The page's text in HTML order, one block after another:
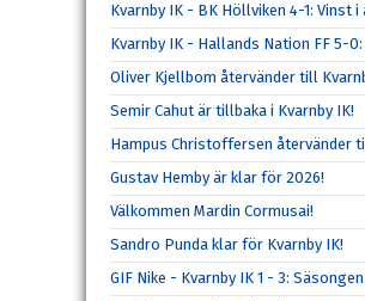
Kvarnby IK - BK Höllviken 4-1: Vinst
Kvarnby IK - Hallands Nation FF 5-
Oliver Kjellbom återvänder till
Semir Cahut är tillbaka i Kvarnby IK!
Hampus Christoffersen återvänder
Gustav Hemby är klar för 2026!
Välkommen Mardin Cormusai!
Sandro Punda klar för Kvarnby IK!
GIF Nike - Kvarnby IK 1 - 3: